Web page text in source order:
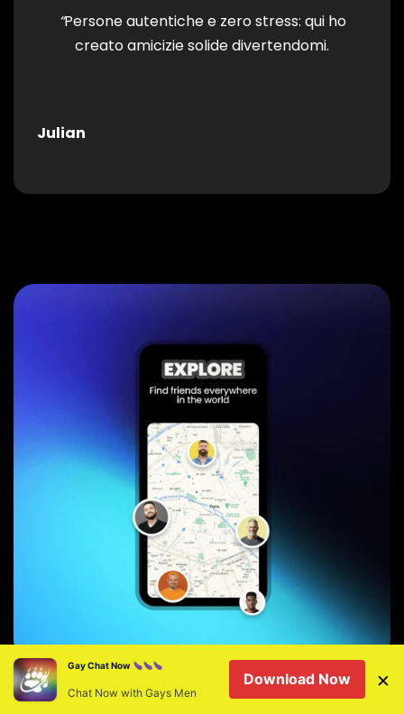
“Persone autentiche e zero stress: qui ho
creato amicizie solide divertendomi.
Julian
Consigli per avere
Gay Chat Now
Chat Now with Gays Men
Download Now ×